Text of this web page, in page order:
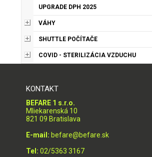
UPGRADE DPH 2025
VÁHY
SHUTTLE POČÍTAČE
COVID - STERILIZÁCIA VZDUCHU
KONTAKT
BEFARE 1 s.r.o.
Mliekarenská 10
821 09 Bratislava
E-mail: befare@befare.sk
Tel: 02/5363 3167